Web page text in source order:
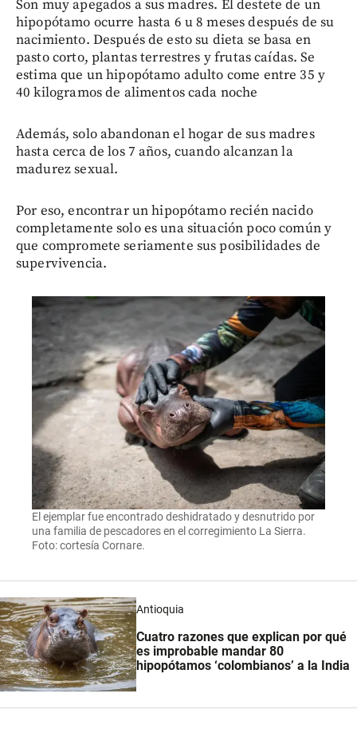
Son muy apegados a sus madres. El destete de un
hipopótamo ocurre hasta 6 u 8 meses después de su
nacimiento. Después de esto su dieta se basa en
pasto corto, plantas terrestres y frutas caídas. Se
estima que un hipopótamo adulto come entre 35 y
40 kilogramos de alimentos cada noche
Además, solo abandonan el hogar de sus madres
hasta cerca de los 7 años, cuando alcanzan la
madurez sexual.
Por eso, encontrar un hipopótamo recién nacido
completamente solo es una situación poco común y
que compromete seriamente sus posibilidades de
supervivencia.
El ejemplar fue encontrado deshidratado y desnutrido por
una familia de pescadores en el corregimiento La Sierra.
Foto: cortesía Cornare.
Antioquia
Cuatro razones que explican por qué
es improbable mandar 80
hipopótamos ‘colombianos’ a la India